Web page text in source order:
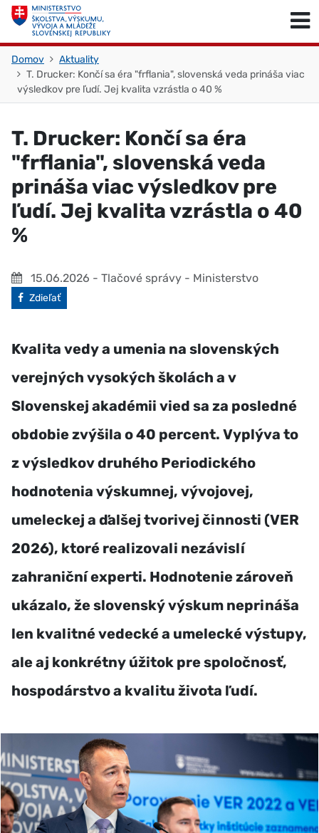
Skočiť na obsah
Domov
Aktuality
T. Drucker: Končí sa éra "frflania", slovenská veda prináša viac
výsledkov pre ľudí. Jej kvalita vzrástla o 40 %
T. Drucker: Končí sa éra
"frflania", slovenská veda
prináša viac výsledkov pre
ľudí. Jej kvalita vzrástla o 40
%
15.06.2026 - Tlačové správy - Ministerstvo
Facebook
Zdieľať
Kvalita vedy a umenia na slovenských
verejných vysokých školách a v
Slovenskej akadémii vied sa za posledné
obdobie zvýšila o 40 percent. Vyplýva to
z výsledkov druhého Periodického
hodnotenia výskumnej, vývojovej,
umeleckej a ďalšej tvorivej činnosti (VER
2026), ktoré realizovali nezávislí
zahraniční experti. Hodnotenie zároveň
ukázalo, že slovenský výskum neprináša
len kvalitné vedecké a umelecké výstupy,
ale aj konkrétny úžitok pre spoločnosť,
hospodárstvo a kvalitu života ľudí.
Skočiť na začiatok stránky